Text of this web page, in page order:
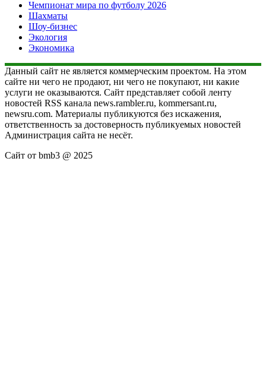
Чемпионат мира по футболу 2026
Шахматы
Шоу-бизнес
Экология
Экономика
Данный сайт не является коммерческим проектом. На этом
сайте ни чего не продают, ни чего не покупают, ни какие
услуги не оказываются. Сайт представляет собой ленту
новостей RSS канала news.rambler.ru, kommersant.ru,
newsru.com. Материалы публикуются без искажения,
ответственность за достоверность публикуемых новостей
Администрация сайта не несёт.
Сайт от bmb3 @ 2025